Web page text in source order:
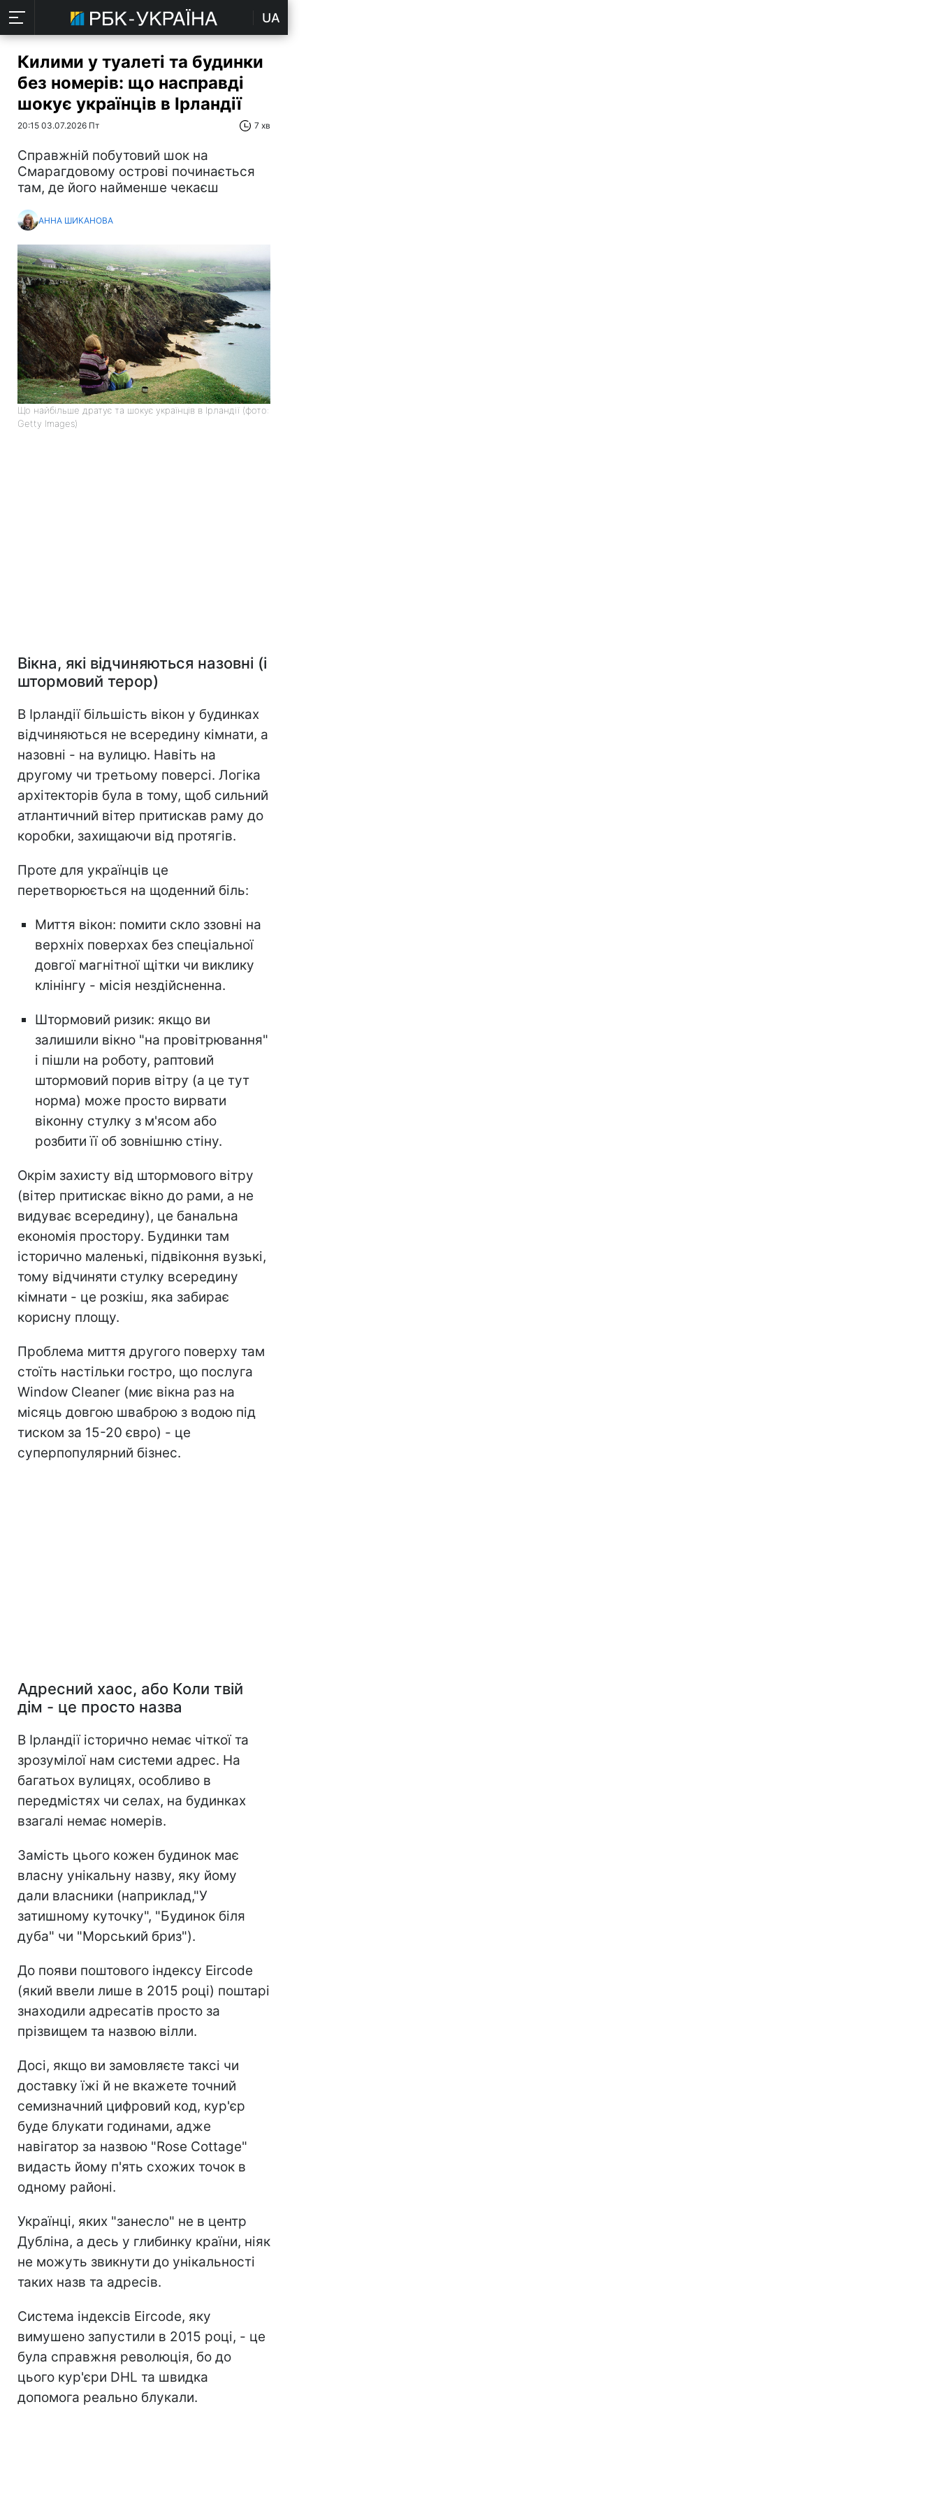
UA
Килими у туалеті та будинки
без номерів: що насправді
шокує українців в Ірландії
20:15 03.07.2026 Пт 7 хв
Справжній побутовий шок на
Смарагдовому острові починається
там, де його найменше чекаєш
АННА ШИКАНОВА
Що найбільше дратує та шокує українців в Ірландії (фото:
Getty Images)
Вікна, які відчиняються назовні (і
штормовий терор)
В Ірландії більшість вікон у будинках
відчиняються не всередину кімнати, а
назовні - на вулицю. Навіть на
другому чи третьому поверсі. Логіка
архітекторів була в тому, щоб сильний
атлантичний вітер притискав раму до
коробки, захищаючи від протягів.
Проте для українців це
перетворюється на щоденний біль:
Миття вікон: помити скло ззовні на
верхніх поверхах без спеціальної
довгої магнітної щітки чи виклику
клінінгу - місія нездійсненна.
Штормовий ризик: якщо ви
залишили вікно "на провітрювання"
і пішли на роботу, раптовий
штормовий порив вітру (а це тут
норма) може просто вирвати
віконну стулку з м'ясом або
розбити її об зовнішню стіну.
Окрім захисту від штормового вітру
(вітер притискає вікно до рами, а не
видуває всередину), це банальна
економія простору. Будинки там
історично маленькі, підвіконня вузькі,
тому відчиняти стулку всередину
кімнати - це розкіш, яка забирає
корисну площу.
Проблема миття другого поверху там
стоїть настільки гостро, що послуга
Window Cleaner (миє вікна раз на
місяць довгою шваброю з водою під
тиском за 15-20 євро) - це
суперпопулярний бізнес.
Адресний хаос, або Коли твій
дім - це просто назва
В Ірландії історично немає чіткої та
зрозумілої нам системи адрес. На
багатьох вулицях, особливо в
передмістях чи селах, на будинках
взагалі немає номерів.
Замість цього кожен будинок має
власну унікальну назву, яку йому
дали власники (наприклад,"У
затишному куточку", "Будинок біля
дуба" чи "Морський бриз").
До появи поштового індексу Eircode
(який ввели лише в 2015 році) поштарі
знаходили адресатів просто за
прізвищем та назвою вілли.
Досі, якщо ви замовляєте таксі чи
доставку їжі й не вкажете точний
семизначний цифровий код, кур'єр
буде блукати годинами, адже
навігатор за назвою "Rose Cottage"
видасть йому п'ять схожих точок в
одному районі.
Українці, яких "занесло" не в центр
Дубліна, а десь у глибинку країни, ніяк
не можуть звикнути до унікальності
таких назв та адресів.
Система індексів Eircode, яку
вимушено запустили в 2015 році, - це
була справжня революція, бо до
цього кур'єри DHL та швидка
допомога реально блукали.